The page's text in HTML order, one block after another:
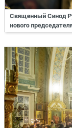
Священный Синод
нового